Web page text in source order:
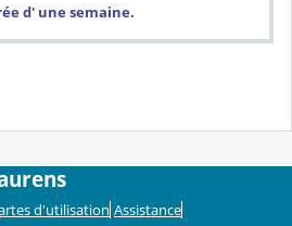
d' une semaine.
d'utilisation Assistance